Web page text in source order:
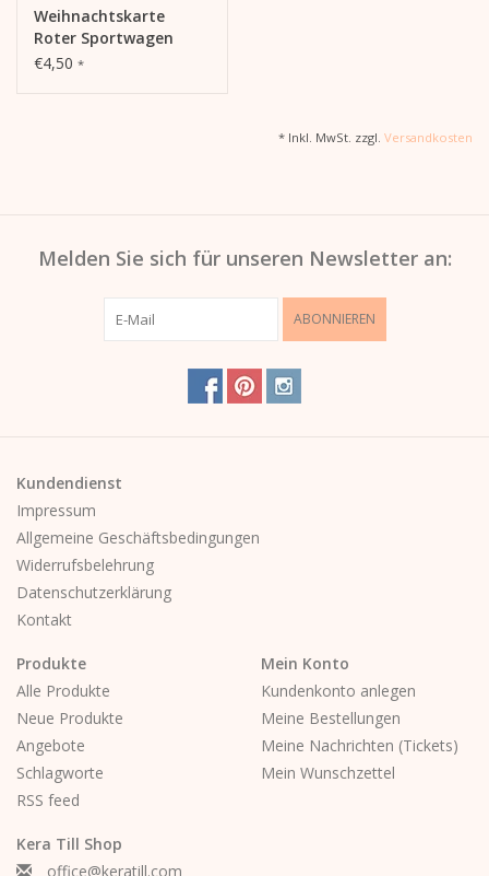
Weihnachtskarte
Roter Sportwagen
€4,50 *
* Inkl. MwSt. zzgl. Versandkosten
Melden Sie sich für unseren Newsletter an:
ABONNIEREN
Kundendienst
Impressum
Allgemeine Geschäftsbedingungen
Widerrufsbelehrung
Datenschutzerklärung
Kontakt
Produkte
Alle Produkte
Neue Produkte
Angebote
Schlagworte
RSS feed
Mein Konto
Kundenkonto anlegen
Meine Bestellungen
Meine Nachrichten (Tickets)
Mein Wunschzettel
Kera Till Shop
office@keratill.com